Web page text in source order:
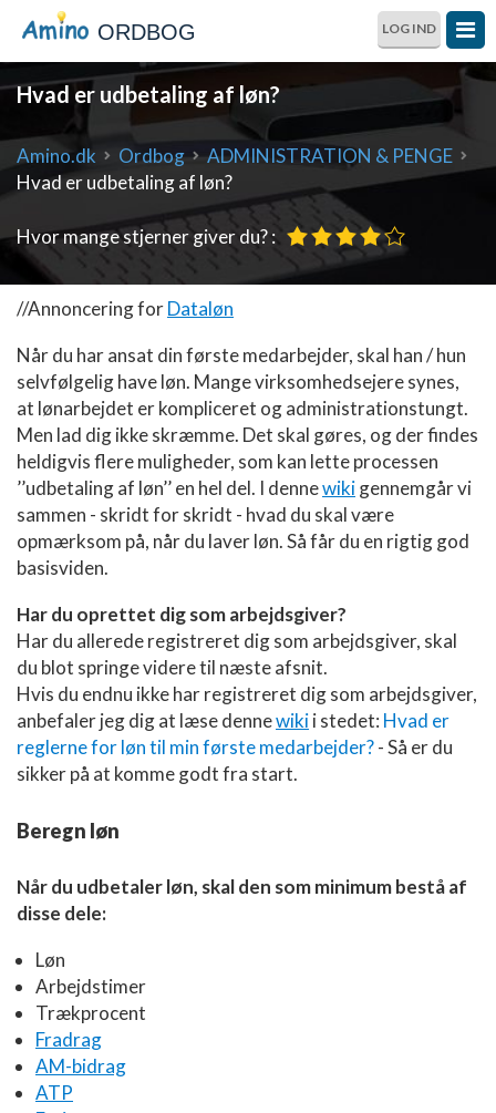
ORDBOG LOG IND
Hvad er udbetaling af løn?
Amino.dk Ordbog
ADMINISTRATION & PENGE
Hvad er udbetaling af løn?
Hvor mange stjerner giver du? :
//Annoncering forDataløn
Når du har ansat din første medarbejder, skal han / hun
selvfølgelig have løn. Mange virksomhedsejere synes,
at lønarbejdet er kompliceret og administrationstungt.
Men lad dig ikke skræmme. Det skal gøres, og der findes
heldigvis flere muligheder, som kan lette processen
’’udbetaling af løn’’ en hel del. I dennewikigennemgår vi
sammen - skridt for skridt - hvad du skal være
opmærksom på, når du laver løn. Så får du en rigtig god
basisviden.
Har du oprettet dig som arbejdsgiver?
Har du allerede registreret dig som arbejdsgiver, skal
du blot springe videre til næste afsnit.
Hvis du endnu ikke har registreret dig som arbejdsgiver,
anbefaler jeg dig at læse dennewikii stedet: Hvad er
reglerne for løn til min første medarbejder?- Så er du
sikker på at komme godt fra start.
Beregn løn
Når du udbetaler løn, skal den som minimum bestå af
disse dele:
Løn
Arbejdstimer
Trækprocent
Fradrag
AM-bidrag
ATP